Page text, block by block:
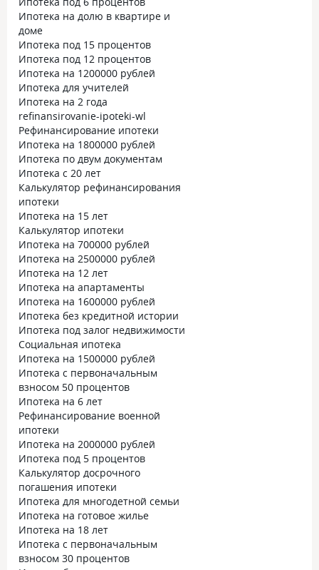
Ипотека на долю в квартире и
доме
Ипотека под 15 процентов
Ипотека под 12 процентов
Ипотека на 1200000 рублей
Ипотека для учителей
Ипотека на 2 года
refinansirovanie-ipoteki-wl
Рефинансирование ипотеки
Ипотека на 1800000 рублей
Ипотека по двум документам
Ипотека с 20 лет
Калькулятор рефинансирования
ипотеки
Ипотека на 15 лет
Калькулятор ипотеки
Ипотека на 700000 рублей
Ипотека на 2500000 рублей
Ипотека на 12 лет
Ипотека на апартаменты
Ипотека на 1600000 рублей
Ипотека без кредитной истории
Ипотека под залог недвижимости
Социальная ипотека
Ипотека на 1500000 рублей
Ипотека с первоначальным
взносом 50 процентов
Ипотека на 6 лет
Рефинансирование военной
ипотеки
Ипотека на 2000000 рублей
Ипотека под 5 процентов
Калькулятор досрочного
погашения ипотеки
Ипотека для многодетной семьи
Ипотека на готовое жилье
Ипотека на 18 лет
Ипотека с первоначальным
взносом 30 процентов